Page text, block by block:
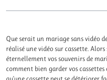
Que serait un mariage sans vidéo
réalisé une vidéo sur cassette.
éternellement vos souvenirs de
comment bien garder vos